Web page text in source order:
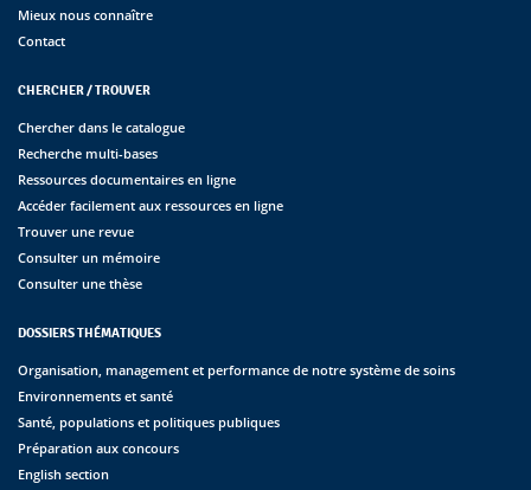
Mieux nous connaître
Contact
CHERCHER / TROUVER
Chercher dans le catalogue
Recherche multi-bases
Ressources documentaires en ligne
Accéder facilement aux ressources en ligne
Trouver une revue
Consulter un mémoire
Consulter une thèse
DOSSIERS THÉMATIQUES
Organisation, management et performance de notre système de soins
Environnements et santé
Santé, populations et politiques publiques
Préparation aux concours
English section